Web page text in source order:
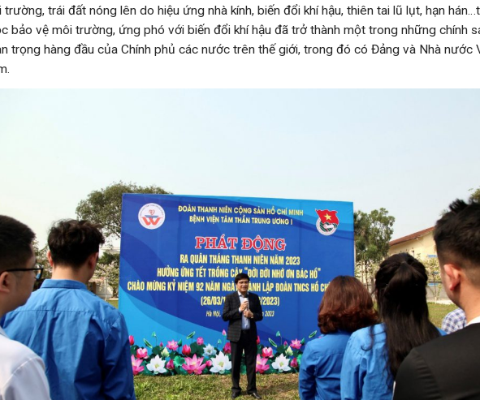
trường, trái đất nóng lên do hiệu ứng nhà kính, biến đổi khí hậu, thiên tai lũ lụt, hạn
bảo vệ môi trường, ứng phó với biến đổi khí hậu đã trở thành một trong những chính
trọng hàng đầu của Chính phủ các nước trên thế giới, trong đó có Đảng và Nhà nước